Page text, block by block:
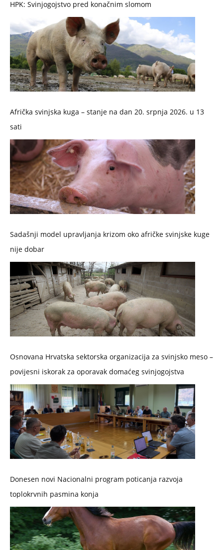
HPK: Svinjogojstvo pred konačnim slomom
Afrička svinjska kuga – stanje na dan 20. srpnja 2026. u 13
sati
Sadašnji model upravljanja krizom oko afričke svinjske kuge
nije dobar
Osnovana Hrvatska sektorska organizacija za svinjsko meso –
povijesni iskorak za oporavak domaćeg svinjogojstva
Donesen novi Nacionalni program poticanja razvoja
toplokrvnih pasmina konja